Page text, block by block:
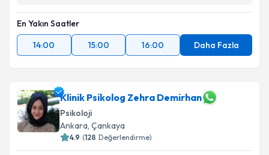
En Yakın Saatler
14:00
15:00 16:00 Daha Fazla
Klinik Psikolog Zehra Demirhan
Psikoloji
Ankara, Çankaya
4.9 (128 Değerlendirme)